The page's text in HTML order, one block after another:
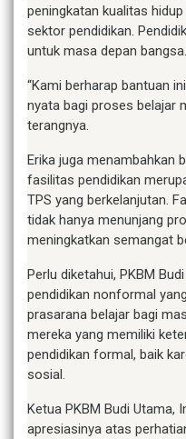
peningkatan kualitas
sektor pendidikan.
untuk masa depan bangsa.
“Kami berharap bantuan
nyata bagi proses belajar
terangnya.
Erika juga menambahkan
fasilitas pendidikan
TPS yang berkelanjutan.
tidak hanya menunjang
meningkatkan semangat
Perlu diketahui, PKBM
pendidikan nonformal
prasarana belajar bagi
mereka yang memiliki
pendidikan formal, baik
sosial.
Ketua PKBM Budi Utama,
apresiasinya atas